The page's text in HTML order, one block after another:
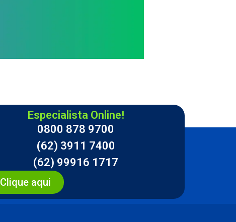
Especialista Online!
0800 878 9700
(62) 3911 7400
(62) 99916 1717
Clique aqui